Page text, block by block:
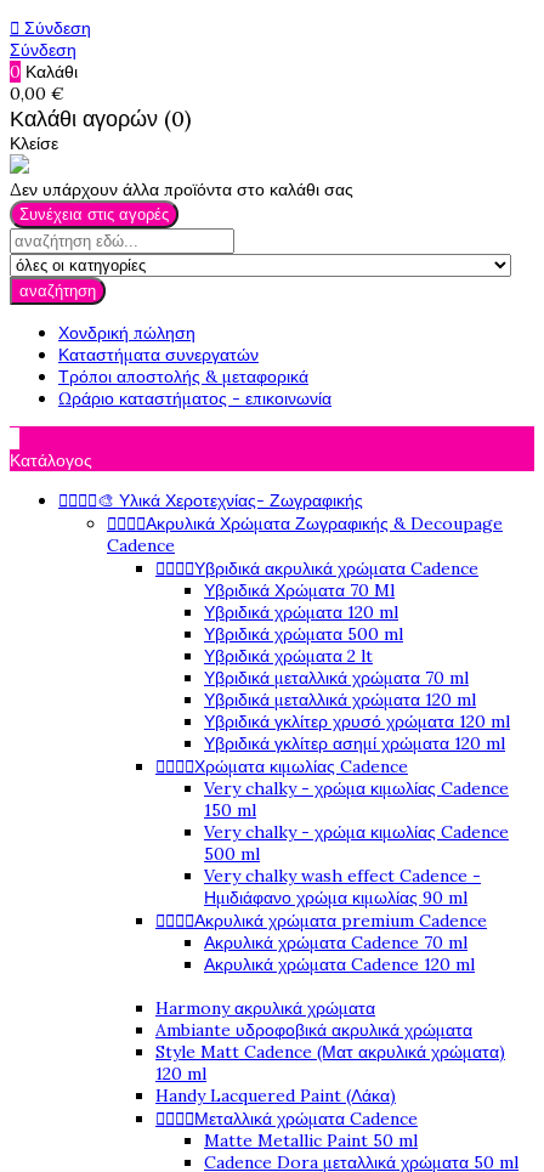
 Σύνδεση
Σύνδεση
0 Καλάθι
0,00 €
Καλάθι αγορών (0)
Κλείσε
Δεν υπάρχουν άλλα προϊόντα στο καλάθι σας
Συνέχεια στις αγορές
αναζήτηση
Χονδρική πώληση
Καταστήματα συνεργατών
Τρόποι αποστολής & μεταφορικά
Ωράριο καταστήματος - επικοινωνία
Κατάλογος
🎨 Υλικά Χεροτεχνίας- Ζωγραφικής
Ακρυλικά Χρώματα Ζωγραφικής & Decoupage
Cadence
Υβριδικά ακρυλικά χρώματα Cadence
Υβριδικά Χρώματα 70 Ml
Υβριδικά χρώματα 120 ml
Υβριδικά χρώματα 500 ml
Υβριδικά χρώματα 2 lt
Υβριδικά μεταλλικά χρώματα 70 ml
Υβριδικά μεταλλικά χρώματα 120 ml
Υβριδικά γκλίτερ χρυσό χρώματα 120 ml
Υβριδικά γκλίτερ ασημί χρώματα 120 ml
Χρώματα κιμωλίας Cadence
Very chalky - χρώμα κιμωλίας Cadence
150 ml
Very chalky - χρώμα κιμωλίας Cadence
500 ml
Very chalky wash effect Cadence -
Ημιδιάφανο χρώμα κιμωλίας 90 ml
Ακρυλικά χρώματα premium Cadence
Ακρυλικά χρώματα Cadence 70 ml
Ακρυλικά χρώματα Cadence 120 ml
Harmony ακρυλικά χρώματα
Ambiante υδροφοβικά ακρυλικά χρώματα
Style Matt Cadence (Ματ ακρυλικά χρώματα)
120 ml
Handy Lacquered Paint (Λάκα)
Μεταλλικά χρώματα Cadence
Matte Metallic Paint 50 ml
Cadence Dora μεταλλικά χρώματα 50 ml